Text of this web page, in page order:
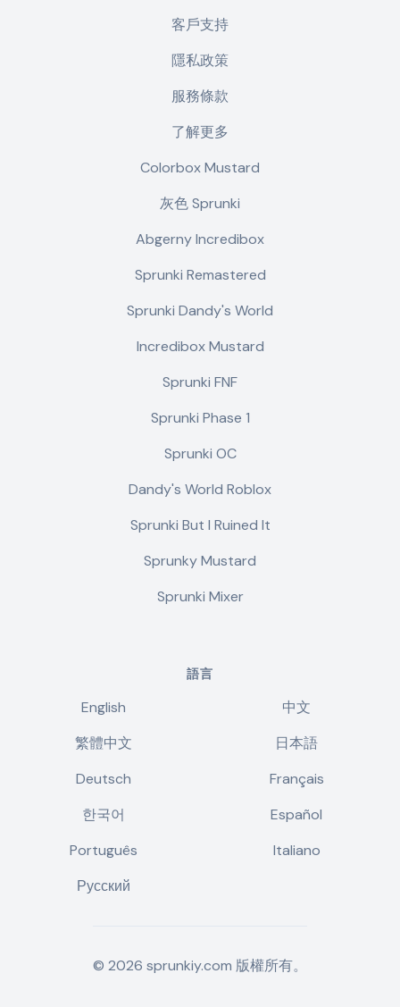
客戶支持
隱私政策
服務條款
了解更多
Colorbox Mustard
灰色 Sprunki
Abgerny Incredibox
Sprunki Remastered
Sprunki Dandy's World
Incredibox Mustard
Sprunki FNF
Sprunki Phase 1
Sprunki OC
Dandy's World Roblox
Sprunki But I Ruined It
Sprunky Mustard
Sprunki Mixer
語言
English
中文
繁體中文
日本語
Deutsch
Français
한국어
Español
Português
Italiano
Русский
© 2026 sprunkiy.com 版權所有。